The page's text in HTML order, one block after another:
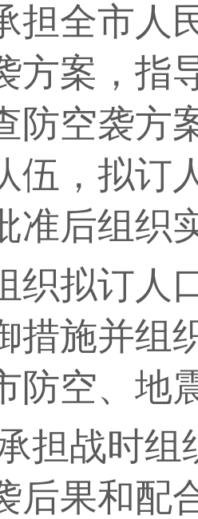
担全市
方案，指
防空袭方
伍，拟订
准后组织
织拟订
措施并组
防空、地
承担战时
后果和配